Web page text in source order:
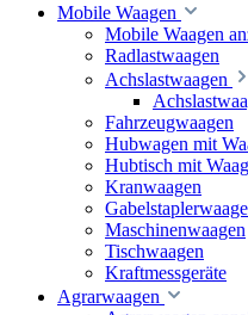
Mobile Waagen
Mobile Waagen
Radlastwaagen
Achslastwaagen
Fahrzeugwaagen
Hubwagen mit
Hubtisch mit
Kranwaagen
Maschinenwaagen
Tischwaagen
Kraftmessgeräte
Agrarwaagen